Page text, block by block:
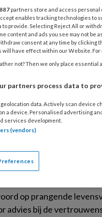
Duitse voorzetsels
belangrijke
in Freudesnaam
is daar de
Iedereen die
op zuiver
én een
op prangende
advies bij de
887 partners store and access personal
enables tracking technologies to
to provide. Selecting Reject All or
content and ads you see may not be
consent at any time by clicking
will have effect within our Website. For
not? Then we only place essential
partners process data to
data. Actively scan device
a device. Personalised advertising
services development.
(vendors)